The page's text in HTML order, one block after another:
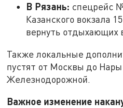
В Рязань: спецрейс
Казанского вокзала
вернуть отдыхающих
Также локальные
пустят от Москвы до
Железнодорожной.
Важное изменение